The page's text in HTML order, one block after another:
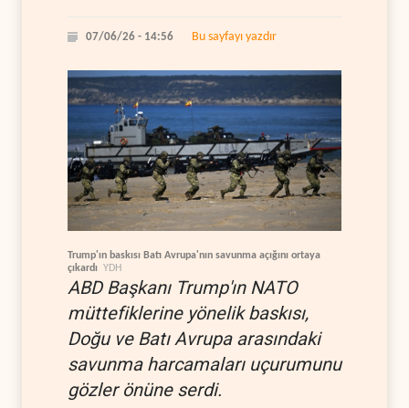
07/06/26 - 14:56 Bu sayfayı yazdır
Trump'ın baskısı Batı Avrupa'nın savunma açığını ortaya
çıkardı YDH
ABD Başkanı Trump'ın NATO
müttefiklerine yönelik baskısı,
Doğu ve Batı Avrupa arasındaki
savunma harcamaları uçurumunu
gözler önüne serdi.